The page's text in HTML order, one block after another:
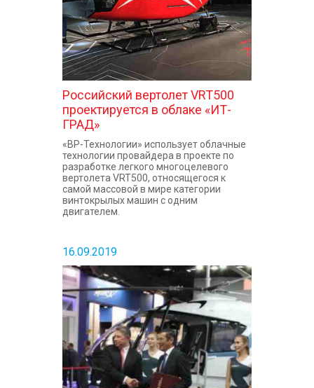
Российский вертолет VRT500
проектируется в облаке «ИТ-
ГРАД»
«ВР-Технологии» использует облачные
технологии провайдера в проекте по
разработке легкого многоцелевого
вертолета VRT500, относящегося к
самой массовой в мире категории
винтокрылых машин с одним
двигателем.
16.09.2019